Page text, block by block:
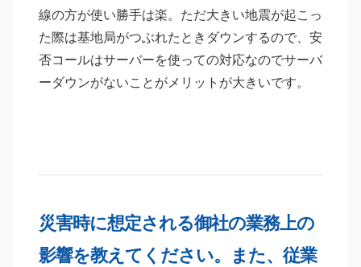
線の方が使い勝手は楽。ただ大きい地震が起こっ
た際は基地局がつぶれたときダウンするので、安
否コールはサーバーを使っての対応なのでサーバ
ーダウンがないことがメリットが大きいです。
災害時に想定される御社の業務上の
影響を教えてください。また、従業